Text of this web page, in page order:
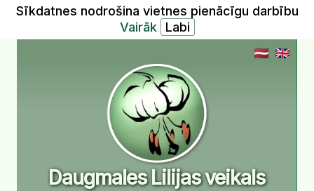
Sīkdatnes nodrošina vietnes pienācīgu darbību
Vairāk
Daugmales Lilijas veikals